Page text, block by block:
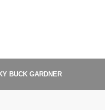
BUCK GARDNER